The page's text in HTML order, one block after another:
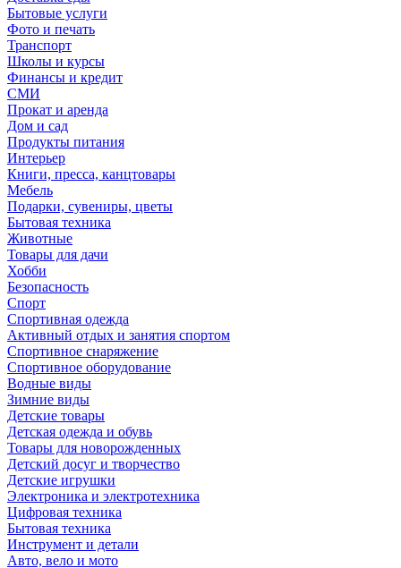
Бытовые услуги
Фото и печать
Транспорт
Школы и курсы
Финансы и кредит
СМИ
Прокат и аренда
Дом и сад
Продукты питания
Интерьер
Книги, пресса, канцтовары
Мебель
Подарки, сувениры, цветы
Бытовая техника
Животные
Товары для дачи
Хобби
Безопасность
Спорт
Спортивная одежда
Активный отдых и занятия спортом
Спортивное снаряжение
Спортивное оборудование
Водные виды
Зимние виды
Детские товары
Детская одежда и обувь
Товары для новорожденных
Детский досуг и творчество
Детские игрушки
Электроника и электротехника
Цифровая техника
Бытовая техника
Инструмент и детали
Авто, вело и мото